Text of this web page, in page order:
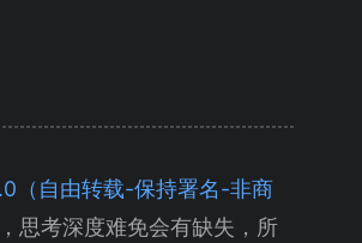
（自由转载-保持署名-非商
思考深度难免会有缺失，所